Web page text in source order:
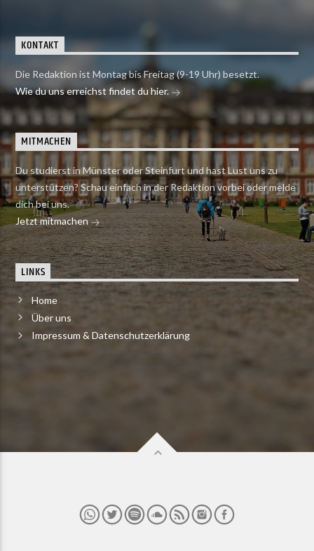
KONTAKT
Die Redaktion ist Montag bis Freitag (9-19 Uhr) besetzt.
Wie du uns erreichst findet du hier.
MITMACHEN
Du studierst in Münster oder Steinfurt und hast Lust uns zu
unterstützen? Schau einfach in der Redaktion vorbei oder melde
dich bei uns.
Jetzt mitmachen
LINKS
Home
Über uns
Impressum & Datenschutzerklärung